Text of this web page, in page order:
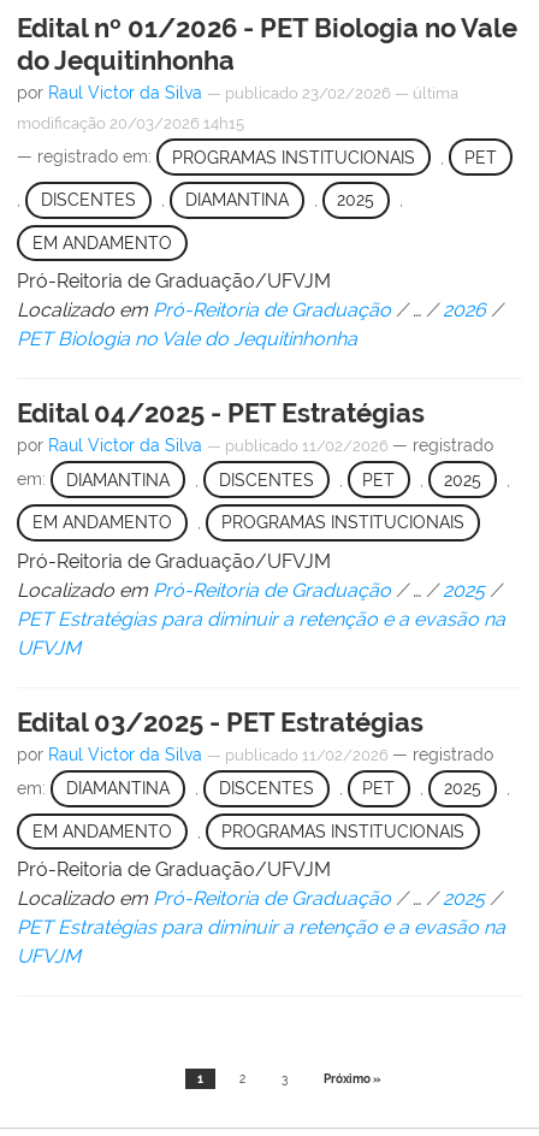
Edital nº 01/2026 - PET Biologia no Vale
do Jequitinhonha
por Raul Victor da Silva — publicado 23/02/2026 — última
modificação 20/03/2026 14h15
— registrado em: PROGRAMAS INSTITUCIONAIS PET
, DISCENTES , DIAMANTINA , 2025 ,
EM ANDAMENTO
Pró-Reitoria de Graduação/UFVJM
Localizado em Pró-Reitoria de Graduação /… /2026 /
PET Biologia no Vale do Jequitinhonha
Edital 04/2025 - PET Estratégias
por Raul Victor da Silva — publicado 11/02/2026 — registrado
em:
DIAMANTINA DISCENTES PET , 2025
EM ANDAMENTO , PROGRAMAS INSTITUCIONAIS
Pró-Reitoria de Graduação/UFVJM
Localizado em Pró-Reitoria de Graduação /… /2025 /
PET Estratégias para diminuir a retenção e a evasão na
UFVJM
Edital 03/2025 - PET Estratégias
por Raul Victor da Silva — publicado 11/02/2026 — registrado
em:
DIAMANTINA DISCENTES PET , 2025
EM ANDAMENTO PROGRAMAS INSTITUCIONAIS
Pró-Reitoria de Graduação/UFVJM
Localizado em Pró-Reitoria de Graduação /… /2025 /
PET Estratégias para diminuir a retenção e a evasão na
UFVJM
1 2 3 Próximo »